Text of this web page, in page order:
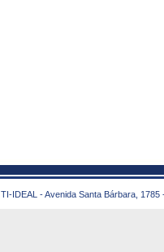
TI-IDEAL - Avenida Santa Bárbara,